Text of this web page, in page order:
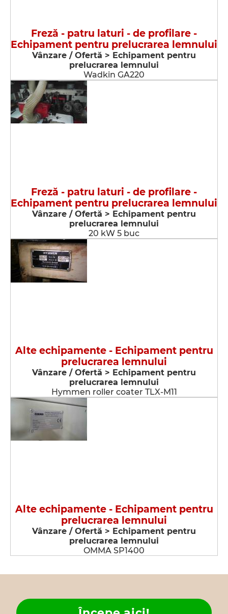
Freză - patru laturi - de profilare -
Echipament pentru prelucrarea lemnului
Vânzare / Ofertă > Echipament pentru
prelucrarea lemnului
Wadkin GA220
Freză - patru laturi - de profilare -
Echipament pentru prelucrarea lemnului
Vânzare / Ofertă > Echipament pentru
prelucrarea lemnului
20 kW 5 buc
Alte echipamente - Echipament pentru
prelucrarea lemnului
Vânzare / Ofertă > Echipament pentru
prelucrarea lemnului
Hymmen roller coater TLX-M11
Alte echipamente - Echipament pentru
prelucrarea lemnului
Vânzare / Ofertă > Echipament pentru
prelucrarea lemnului
OMMA SP1400